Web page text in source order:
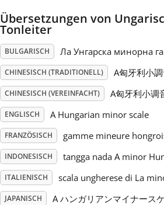
Русский
Svenska
Tiếng Việt
Türkçe
Übersetzungen von
Tonleiter
BULGARISCH Ла Унгарска минорна
CHINESISCH (TRADITIONELL) A匈牙利小
CHINESISCH (VEREINFACHT) A匈牙利小调
ENGLISCH A Hungarian minor scale
FRANZÖSISCH gamme mineure
INDONESISCH tangga nada A minor
ITALIENISCH scala ungherese di La
JAPANISCH A ハンガリアンマイナース